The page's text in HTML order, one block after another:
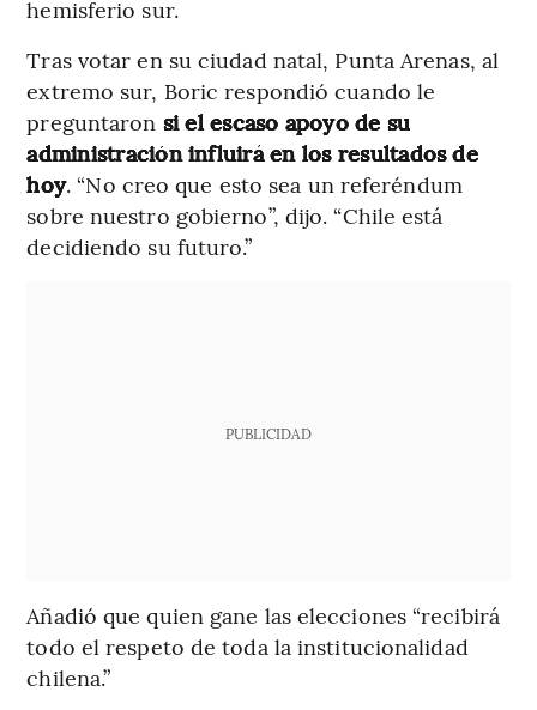
hemisferio sur.
Tras votar en su ciudad natal, Punta Arenas, al
extremo sur, Boric respondió cuando le
preguntaron si el escaso apoyo de su
administración influirá en los resultados de
hoy. “No creo que esto sea un referéndum
sobre nuestro gobierno”, dijo. “Chile está
decidiendo su futuro.”
PUBLICIDAD
Añadió que quien gane las elecciones “recibirá
todo el respeto de toda la institucionalidad
chilena.”